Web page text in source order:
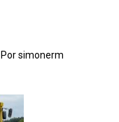
Por simonerm